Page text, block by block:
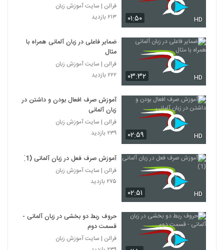
۰۱:۵۰ HD
فرالن | سایت آموزش زبان
۲۱۳ بازدید
۰۳:۳۲ HD
ضمایر فاعلی در زبان آلمانی همراه با
مثال
فرالن | سایت آموزش زبان
۲۲۲ بازدید
۰۲:۵۹ HD
آموزش صرف افعال بودن و داشتن در
زبان آلمانی
فرالن | سایت آموزش زبان
۲۳۹ بازدید
۰۲:۵۱ HD
آموزش صرف فعل در زبان آلمانی (1)
فرالن | سایت آموزش زبان
۲۷۵ بازدید
حروف ربط دو بخشی در زبان آلمانی -
قسمت دوم
فرالن | سایت آموزش زبان